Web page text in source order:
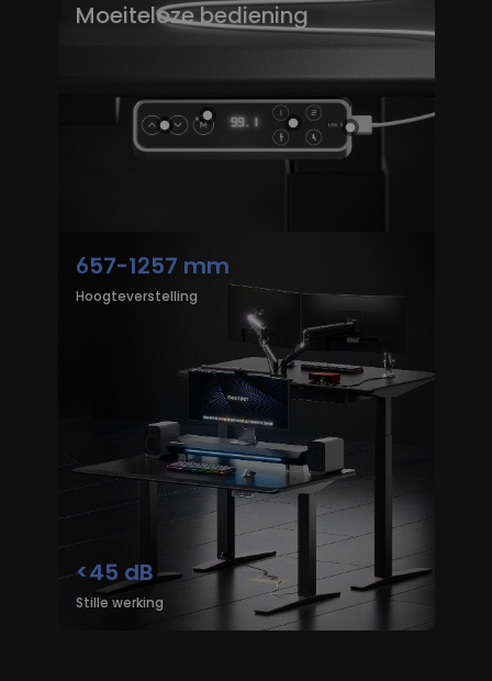
Moeiteloze bediening
657-1257 mm
Hoogteverstelling
<45 dB
Stille werking